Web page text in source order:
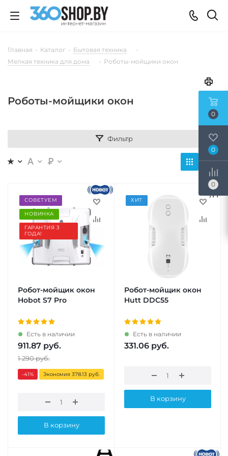
Главная - Каталог - Бытовая техника
-
Мелкая техника для дома
- Роботы-мойщики окон
Роботы-мойщики окон
Фильтр
СОВЕТУЕМ
НОВИНКА
ГАРАНТИЯ 3
ГОДА!
Робот-мойщик окон
Hobot S7 Pro
Есть в наличии
911.87 руб.
1 290руб.
-41% Экономия 378.13 руб.
В корзину
ХИТ
Робот-мойщик окон
Hutt DDC55
Есть в наличии
331.06 руб.
В корзину
0
0
0